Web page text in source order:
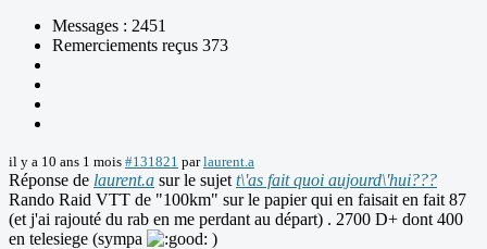
Messages : 2451
Remerciements reçus 373
il y a 10 ans 1 mois #131821 parlaurent.a
Réponse de laurent.a sur le sujet t\'as fait quoi aujourd\'hui???
Rando Raid VTT de "100km" sur le papier qui en faisait en fait 87
(et j'ai rajouté du rab en me perdant au départ) . 2700 D+ dont 400
en telesiege (sympa
)